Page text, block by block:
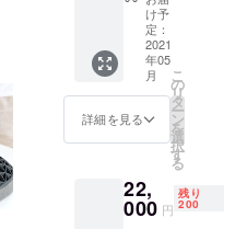
様は変
更にな
る可能
性もご
ざいま
す。
定価格
17,800
般販売
予定価
格は資
金調達
及び支
援状況
て変更
になる
ことが
け予
定：
2021
年05
月
詳細を見る
こ
の
リ
タ
ー
ン
を
選
択
す
る
22,
000 円
残り
200